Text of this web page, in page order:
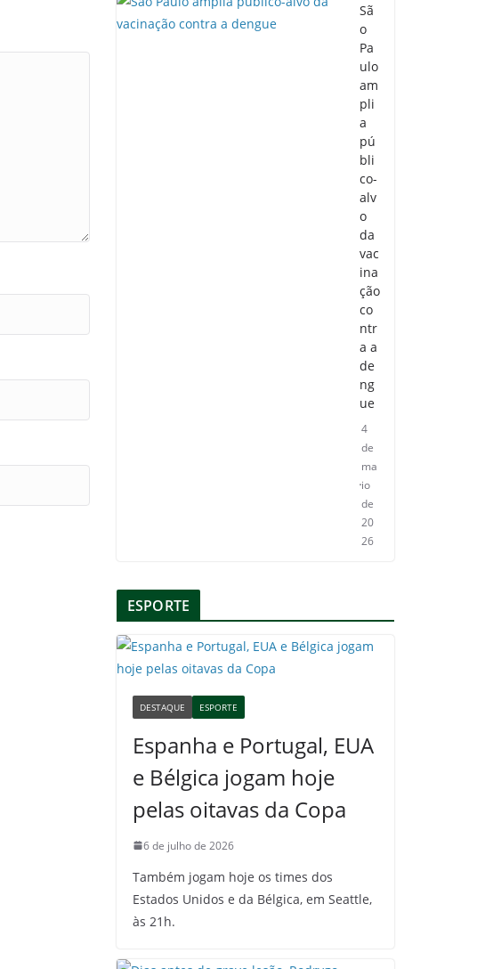
Sã
o
Pa
ulo
am
pli
a
pú
bli
co-
alv
o
da
vac
ina
ção
co
ntr
a a
de
ng
ue
4
de
ma
io
de
20
26
ESPORTE
DESTAQUE ESPORTE
Espanha e Portugal, EUA
e Bélgica jogam hoje
pelas oitavas da Copa
6 de julho de 2026
Também jogam hoje os times dos
Estados Unidos e da Bélgica, em Seattle,
às 21h.